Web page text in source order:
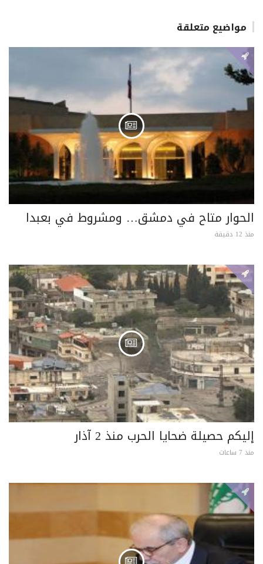
مواضيع متعلقة
الحوار متاح في دمشق… ومشروط في بعبدا
منذ 12 دقيقة
إليكم حصيلة ضحايا الحرب منذ 2 آذار
منذ 7 ساعات